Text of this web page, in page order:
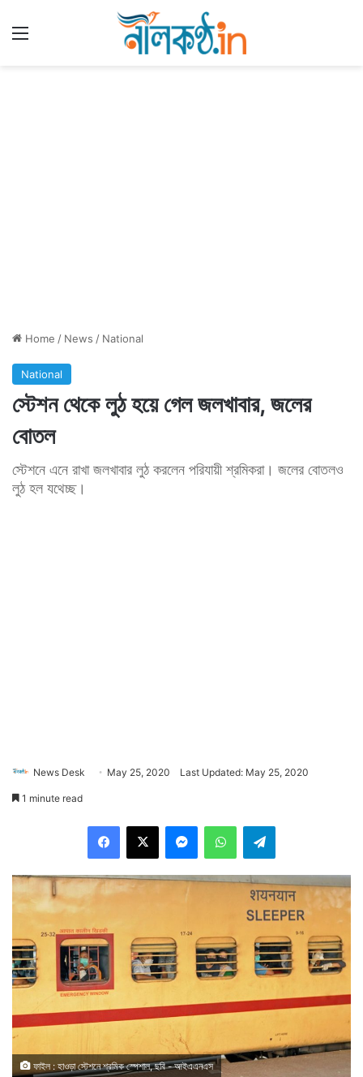
Home / News / National
National
স্টেশন থেকে লুঠ হয়ে গেল জলখাবার, জলের
বোতল
স্টেশনে এনে রাখা জলখাবার লুঠ করলেন পরিযায়ী শ্রমিকরা। জলের বোতলও
লুঠ হল যথেচ্ছ।
News Desk May 25, 2020 Last Updated: May 25, 2020
1 minute read
ফাইল : হাওড়া স্টেশনে শ্রমিক স্পেশাল, ছবি - আইএএনএস